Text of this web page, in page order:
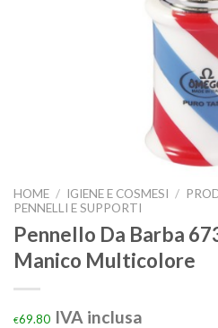
HOME / IGIENE E COSMESI /
PENNELLI E SUPPORTI
Pennello Da Barba
Manico Multicolore
€69.80 IVA inclusa